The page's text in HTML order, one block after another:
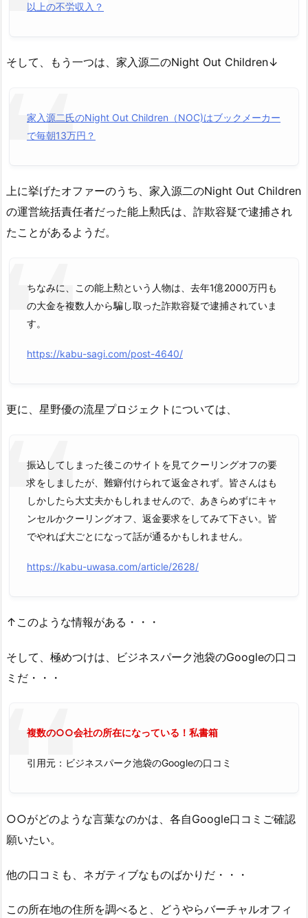
以上の不労収入？
そして、もう一つは、家入源二のNight Out Children↓
家入源二氏のNight Out Children（NOC)はブックメーカー
で毎朝13万円？
上に挙げたオファーのうち、家入源二のNight Out Children
の運営統括責任者だった能上勲氏は、詐欺容疑で逮捕され
たことがあるようだ。
ちなみに、この能上勲という人物は、去年1億2000万円も
の大金を複数人から騙し取った詐欺容疑で逮捕されていま
す。
https://kabu-sagi.com/post-4640/
更に、星野優の流星プロジェクトについては、
振込してしまった後このサイトを見てクーリングオフの要
求をしましたが、難癖付けられて返金されず。皆さんはも
しかしたら大丈夫かもしれませんので、あきらめずにキャ
ンセルかクーリングオフ、返金要求をしてみて下さい。皆
でやれば大ごとになって話が通るかもしれません。
https://kabu-uwasa.com/article/2628/
↑このような情報がある・・・
そして、極めつけは、ビジネスパーク池袋のGoogleの口コ
ミだ・・・
複数の○○会社の所在になっている！私書箱
引用元：ビジネスパーク池袋のGoogleの口コミ
○○がどのような言葉なのかは、各自Google口コミご確認
願いたい。
他の口コミも、ネガティブなものばかりだ・・・
この所在地の住所を調べると、どうやらバーチャルオフィ